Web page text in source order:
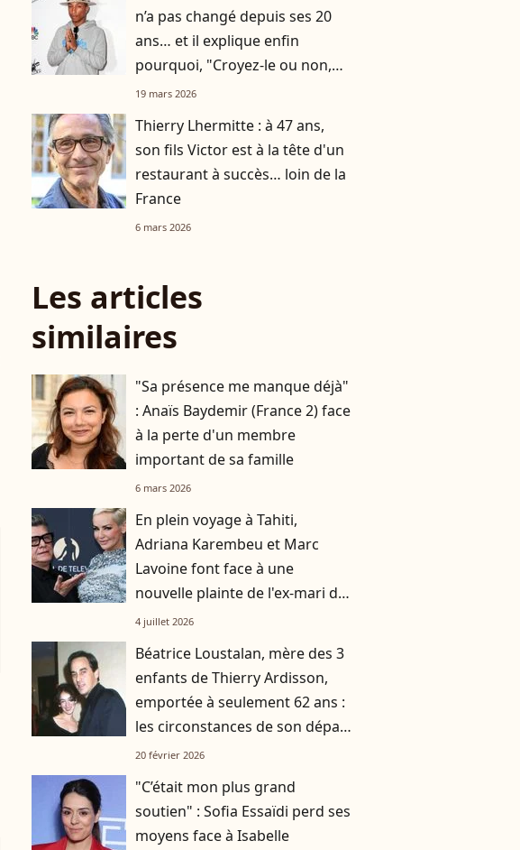
n’a pas changé depuis ses 20
ans… et il explique enfin
pourquoi, "Croyez-le ou non,
c'est la clé"
19 mars 2026
Thierry Lhermitte : à 47 ans,
son fils Victor est à la tête d'un
restaurant à succès… loin de la
France
6 mars 2026
Les articles
similaires
"Sa présence me manque déjà"
: Anaïs Baydemir (France 2) face
à la perte d'un membre
important de sa famille
6 mars 2026
En plein voyage à Tahiti,
Adriana Karembeu et Marc
Lavoine font face à une
nouvelle plainte de l'ex-mari du
mannequin
4 juillet 2026
Béatrice Loustalan, mère des 3
enfants de Thierry Ardisson,
emportée à seulement 62 ans :
les circonstances de son départ
connues
20 février 2026
"C’était mon plus grand
soutien" : Sofia Essaïdi perd ses
moyens face à Isabelle